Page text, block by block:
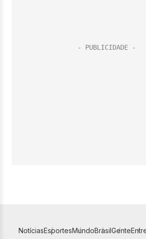
NotíciasEsportesMundoBrasilGente